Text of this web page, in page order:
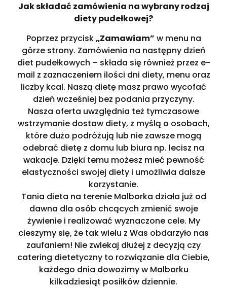
Jak składać zamówienia na wybrany rodzaj
diety pudełkowej?
Poprzez przycisk„Zamawiam” w menu na
górze strony. Zamówienia na następny dzień
diet pudełkowych – składa się również przez e-
mail z zaznaczeniem ilości dni diety, menu oraz
liczby kcal. Naszą dietę masz prawo wycofać
dzień wcześniej bez podania przyczyny.
Nasza oferta uwzględnia też tymczasowe
wstrzymanie dostaw diety, z myślą o osobach,
które dużo podróżują lub nie zawsze mogą
odebrać dietę z domu lub biura np. lecisz na
wakacje. Dzięki temu możesz mieć pewność
elastyczności swojej diety i umożliwia dalsze
korzystanie.
Tania dieta na terenie Malborka działa już od
dawna dla osób chcących zmienić swoje
żywienie i realizować wyznaczone cele. My
cieszymy się, że tak wielu z Was obdarzyło nas
zaufaniem! Nie zwlekaj dłużej z decyzją czy
catering dietetyczny to rozwiązanie dla Ciebie,
każdego dnia dowozimy w Malborku
kilkadziesiąt posiłków dziennie.